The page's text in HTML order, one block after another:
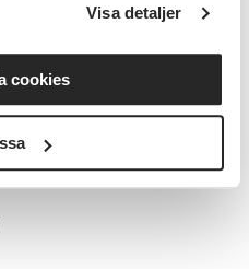
Visa detaljer
cookies
skratt och högt i tak. Ett